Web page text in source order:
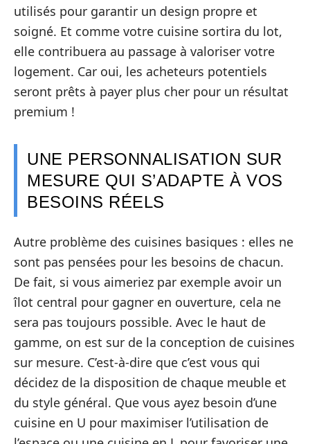
utilisés pour garantir un design propre et
soigné. Et comme votre cuisine sortira du lot,
elle contribuera au passage à valoriser votre
logement. Car oui, les acheteurs potentiels
seront prêts à payer plus cher pour un résultat
premium !
UNE PERSONNALISATION SUR
MESURE QUI S’ADAPTE À VOS
BESOINS RÉELS
Autre problème des cuisines basiques : elles ne
sont pas pensées pour les besoins de chacun.
De fait, si vous aimeriez par exemple avoir un
îlot central pour gagner en ouverture, cela ne
sera pas toujours possible. Avec le haut de
gamme, on est sur de la conception de cuisines
sur mesure. C’est-à-dire que c’est vous qui
décidez de la disposition de chaque meuble et
du style général. Que vous ayez besoin d’une
cuisine en U pour maximiser l’utilisation de